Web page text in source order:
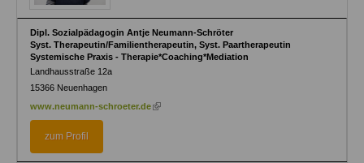
Dipl. Sozialpädagogin Antje Neumann-Schröter
Syst. Therapeutin/Familientherapeutin, Syst. Paartherapeutin
Systemische Praxis - Therapie*Coaching*Mediation
Landhausstraße 12a
15366 Neuenhagen
www.neumann-schroeter.de (link
zum Profil